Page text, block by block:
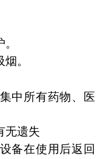
。
中所有药物、医
无遗失
备在使用后返回